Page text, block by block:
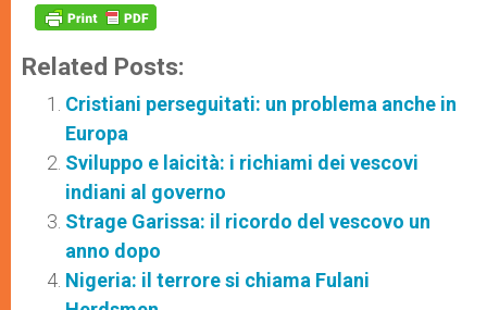
Related Posts:
Cristiani perseguitati: un problema anche in
Europa
Sviluppo e laicità: i richiami dei vescovi
indiani al governo
Strage Garissa: il ricordo del vescovo un
anno dopo
Nigeria: il terrore si chiama Fulani